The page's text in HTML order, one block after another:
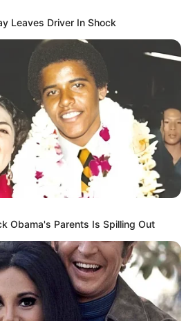
Leaves Driver In Shock
Obama's Parents Is Spilling Out